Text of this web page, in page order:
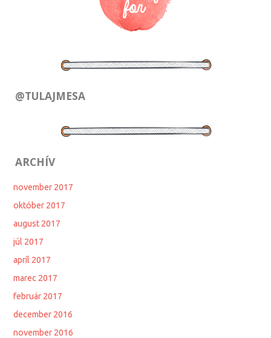
@TULAJMESA
ARCHÍV
november 2017
október 2017
august 2017
júl 2017
apríl 2017
marec 2017
február 2017
december 2016
november 2016